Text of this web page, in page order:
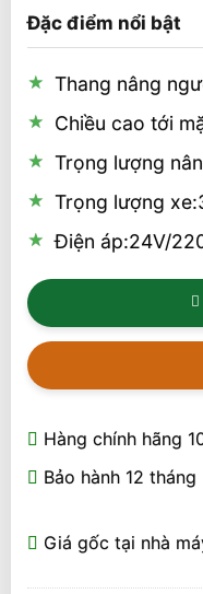
trên 5 dựa
trênđánh
giá
Đặc điểm nổi bật
Thang nâng
Chiều cao tới
Trọng lượng
Trọng lượng
Điện áp:24V/
Hàng chính hãng
Bảo hành 12 tháng
Giá gốc tại nhà